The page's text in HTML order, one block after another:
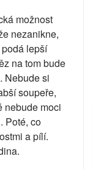
možnost
nezanikne,
lepší
na tom bude
Nebude si
soupeře,
nebude moci
Poté, co
a pílí.